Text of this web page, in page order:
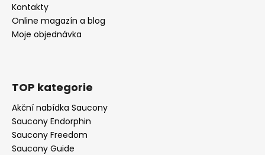
Kontakty
Online magazín a blog
Moje objednávka
TOP kategorie
Akční nabídka Saucony
Saucony Endorphin
Saucony Freedom
Saucony Guide